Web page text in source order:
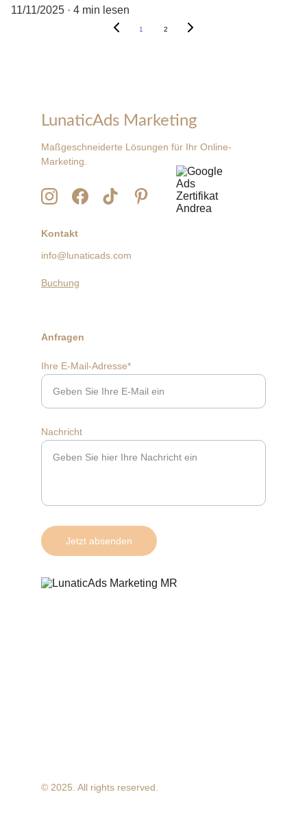
11/11/2025
4 min lesen
1 2
LunaticAds Marketing
Maßgeschneiderte Lösungen für Ihr Online-
Marketing.
Kontakt
Anfragen
info@lunaticads.com
Ihre E-Mail-Adresse*
Nachricht
Jetzt absenden
© 2025. All rights reserved.
Buchung